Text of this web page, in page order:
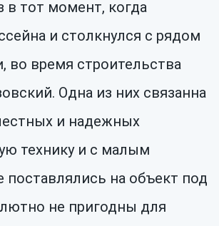
в тот момент, когда
и столкнулся с рядом
во время строительства
Одна из них связанна
и надежных
технику и с малым
на объект под
не пригодны для